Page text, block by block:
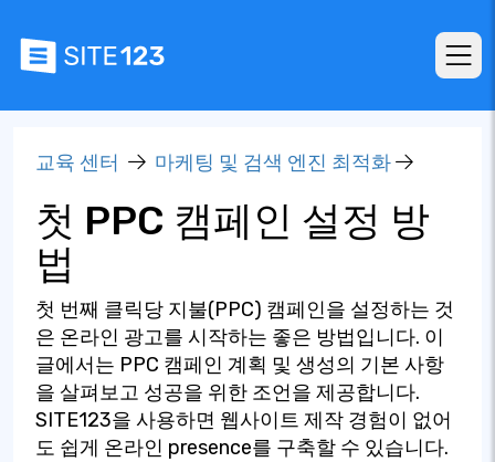
교육 센터 마케팅 및 검색 엔진 최적화
첫 PPC 캠페인 설정 방
법
첫 번째 클릭당 지불(PPC) 캠페인을 설정하는 것
은 온라인 광고를 시작하는 좋은 방법입니다. 이
글에서는 PPC 캠페인 계획 및 생성의 기본 사항
을 살펴보고 성공을 위한 조언을 제공합니다.
SITE123을 사용하면 웹사이트 제작 경험이 없어
도 쉽게 온라인 presence를 구축할 수 있습니다.